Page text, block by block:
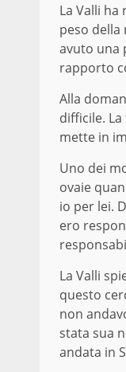
La Valli
peso della
avuto una
rapporto
Alla
difficile.
mette in
Uno dei
ovaie
io per lei.
ero
La Valli
questo
non
stata sua
andata in